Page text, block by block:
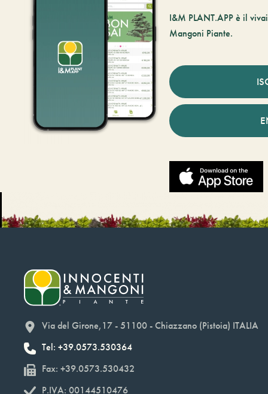
I&M PLANT.APP è il
Mangoni Piante.
Via del Girone,17 - 51100 - Chiazzano (Pistoia) ITALIA
Tel: +39.0573.530364
Fax: +39.0573.530432
P.IVA: 00144510476